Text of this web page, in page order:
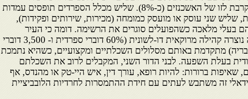
האוכלוסייה ומתקרבת לזו של האשכנזים (כ-8%). שליש מכלל הספרדים תופסים עמדות
שליש שני עוסק או מועסק כמומחה (מכירות, שירותים ופקידות),
בעלי מלאכה כשהפועלים סוגרים את הרשימה. דומה כי העיר
טורונטו, אשר בה נוצרה קהילה מרוקאית דו-לשונית (60% דוברי ספרדית ו- 3,500 דוברי
מתקדמת באותם מסלולים השכלתיים ומקצועיים, כשהיא נתמכת
בעלת השפעה. לבני הדור השני, המקבלים לרוב את השכלתם
שאיפות ברורות: להיות רופא, עורך דין, איש היי-טק או מהנדס, אף
זה משתבש לעתים עם חידת ההתמסרות לחרדיות הלובביציית